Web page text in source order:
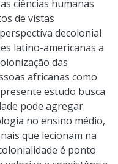
ciências humanas
de vistas
decolonial
latino-americanas a
das
africanas como
estudo busca
pode agregar
no ensino médio,
que lecionam na
é ponto